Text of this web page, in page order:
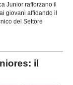
Junior rafforzano il
giovani affidando il
del Settore
il